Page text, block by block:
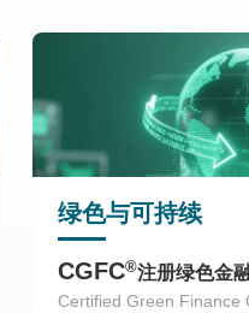
绿色与可持续
CGFC®注册绿色金
Certified Green Finance